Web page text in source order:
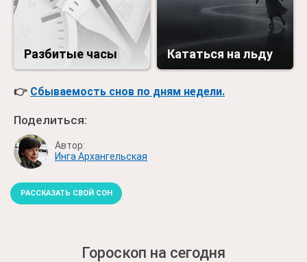
Разбитые часы Кататься на льду
👉 Сбываемость снов по дням недели.
Поделиться:
Автор:
Инга Архангельская
РАССКАЗАТЬ СВОЙ СОН
Гороскоп на сегодня